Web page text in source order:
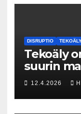
DISRUPTIO
Tekoäly
suurin
uhka,
tekoja
12.4.2026